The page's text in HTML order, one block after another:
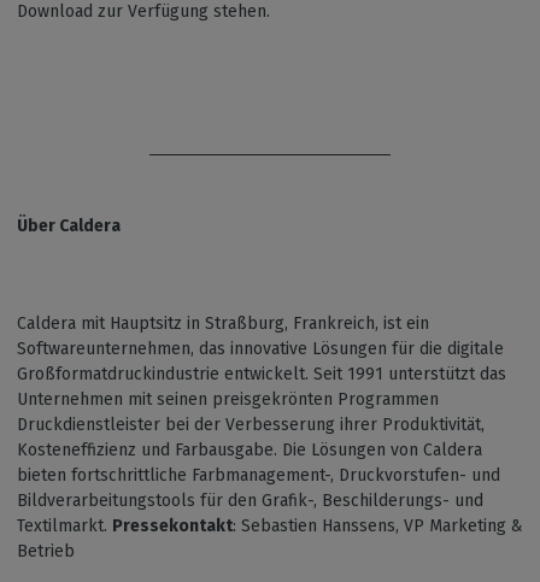
Download zur Verfügung stehen.
Über Caldera
Caldera mit Hauptsitz in Straßburg, Frankreich, ist ein
Softwareunternehmen, das innovative Lösungen für die digitale
Großformatdruckindustrie entwickelt. Seit 1991 unterstützt das
Unternehmen mit seinen preisgekrönten Programmen
Druckdienstleister bei der Verbesserung ihrer Produktivität,
Kosteneffizienz und Farbausgabe. Die Lösungen von Caldera
bieten fortschrittliche Farbmanagement-, Druckvorstufen- und
Bildverarbeitungstools für den Grafik-, Beschilderungs- und
Textilmarkt. Pressekontakt: Sebastien Hanssens, VP Marketing &
Betrieb